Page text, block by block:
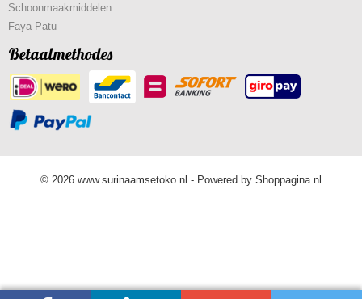
Schoonmaakmiddelen
Faya Patu
Betaalmethodes
© 2026 www.surinaamsetoko.nl - Powered by Shoppagina.nl